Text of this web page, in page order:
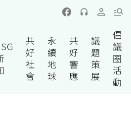
共
好
社
會
永
續
地
球
共
好
響
應
議
題
策
展
倡
議
圈
活
動